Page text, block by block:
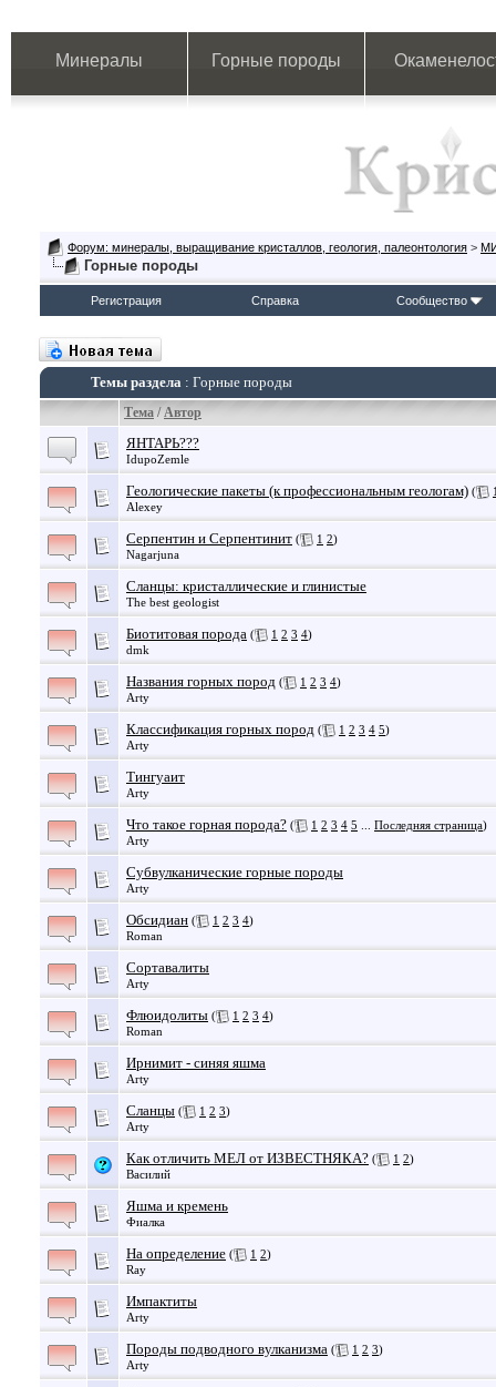
Минералы Горные породы
Форум: минералы, выращивание кристаллов, геология, палеонтология >
Горные породы
Регистрация Справка Сообщество
Темы раздела : Горные породы
Тема /Автор
ЯНТАРЬ???
IdupoZemle
Геологические пакеты (к профессиональным геологам) (
Alexey
Серпентин и Серпентинит ( 1 2)
Nagarjuna
Сланцы: кристаллические и глинистые
The best geologist
Биотитовая порода ( 1 2 3 4)
dmk
Названия горных пород ( 1 2 3 4)
Arty
Классификация горных пород ( 1 2 3 4 5)
Arty
Тингуаит
Arty
Что такое горная порода? ( 1 2 3 4 5 Последняя страница)
Arty
Субвулканические горные породы
Arty
Обсидиан ( 1 2 3 4)
Roman
Сортавалиты
Arty
Флюидолиты ( 1 2 3 4)
Roman
Ирнимит - синяя яшма
Arty
Сланцы ( 1 2 3)
Arty
Как отличить МЕЛ от ИЗВЕСТНЯКА? ( 1 2)
Василий
Яшма и кремень
Фиалка
На определение ( 1 2)
Ray
Импактиты
Arty
Породы подводного вулканизма ( 1 2 3)
Arty